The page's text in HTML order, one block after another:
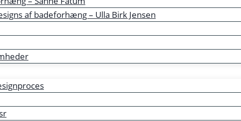
af badeforhæng – Ulla Birk Jensen